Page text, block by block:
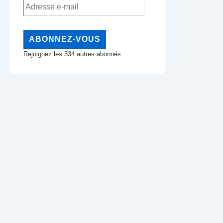
Adresse
ABONNEZ-VOUS
Rejoignez les 334 autres abonnés